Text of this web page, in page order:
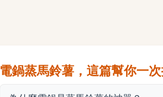
電鍋蒸馬鈴薯，這篇幫你一